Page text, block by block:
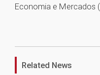
Economia e Mercados
Related News